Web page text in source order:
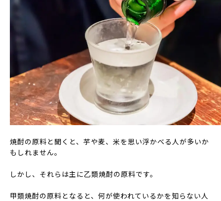
焼酎の原料と聞くと、芋や麦、米を思い浮かべる人が多いか
もしれません。
しかし、それらは主に乙類焼酎の原料です。
甲類焼酎の原料となると、何が使われているかを知らない人